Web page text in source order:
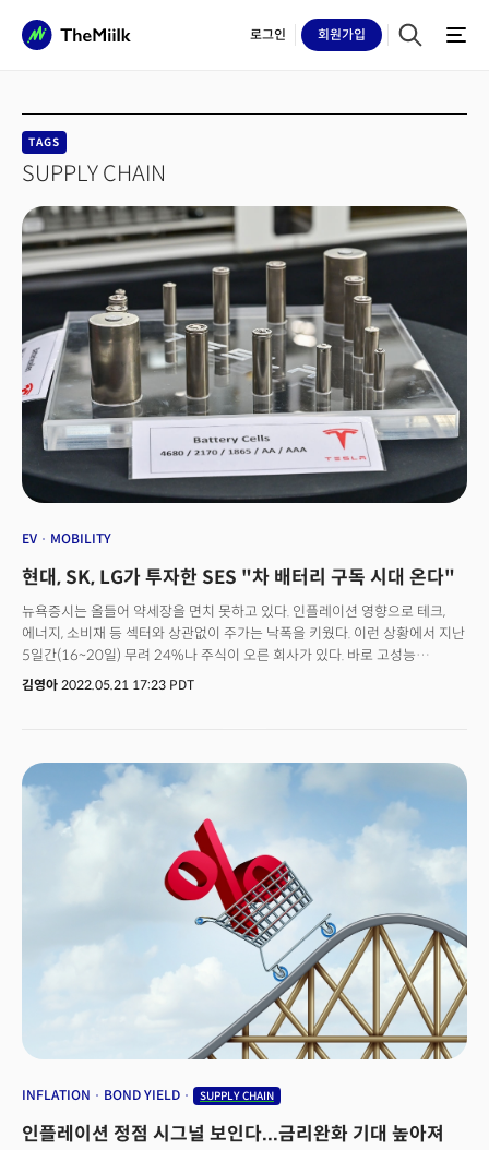
로그인 회원가입
TAGS
SUPPLY CHAIN
EV MOBILITY
현대, SK, LG가 투자한 SES "차 배터리 구독 시대 온다"
뉴욕증시는 올들어 약세장을 면치 못하고 있다. 인플레이션 영향으로 테크,
에너지, 소비재 등 섹터와 상관없이 주가는 낙폭을 키웠다. 이런 상황에서 지난
5일간(16~20일) 무려 24%나 주식이 오른 회사가 있다. 바로 고성능
하이브리드 리튬메탈 이차전지 및 소프트웨어 개발업체 SES AI(티커 SES)다.
셈이다.이 회사는 MIT 연구실에서 출발한 전기차 원자재 인텔리전스
소프트웨어 기업이면서 고성능 리튬메탈 2차 전지를 제조한다. 배터리 생산에
필요한 원자재 공급망을 인공지능으로 관리해주는 것이 차별점으로 지난
2022년 2월 4일 뉴욕증시에 상장됐다. SES가 주목받는 이유는 차세대
배터리 중 하나로 꼽히는 리튬메탈 배터리를 개발하고 있기 때문이다. GM과는
미국 보스턴 인근에 2023년까지 리튬메탈 배터리 시험 생산 공장을 설립할
예정이며, 2025년 최종 상용화를 목표로 하고 있다. 이 회사의 또 다른 강점은
공급망 문제를 해결하려는 '소프트웨어 기업' 이라는 점이다. 배터리와 칩 같은
전기차 부품을 만드는 원자재의 가격은 전기차 수요 증가로 지속적으로
오르고 있다. 지속적인 인플레이션이 전기차의 지속 가능성을 위협하는
셈이다. 여기에 우크라이나 침공 같은 지정학적 위기로 글로벌 공급망의
안정성도 낮아졌다.이 문제를 데이터와 AI로 해결하려 한다. 치차오 후
(Qichao Hu) SES AI 대표는 파이낸셜타임스의 ‘퓨처 오브 더 카(Future of
the Car)’ 컨퍼런스에서 최근 불거지고 있는 전기차의 공급망 이슈와 전기차
대담 전문이다.
김영아 2022.05.21 17:23 PDT
INFLATION BOND YIELD SUPPLY CHAIN
인플레이션 정점 시그널 보인다...금리완화 기대 높아져